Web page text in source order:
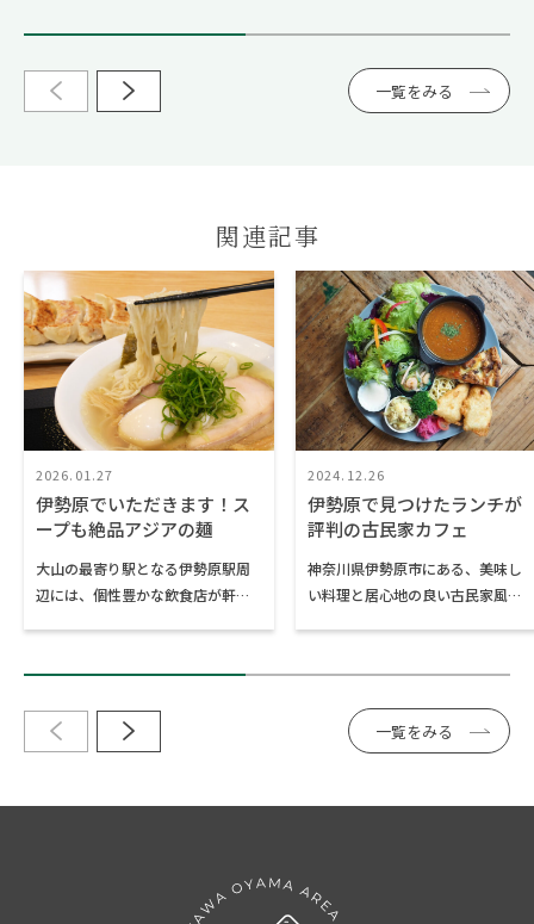
人気！がっつり肉が食べたい方に
ダレで味付けした手羽先唐揚げ。
一覧をみる
関連記事
2026.01.27
伊勢原でいただきます！ス
ープも絶品アジアの麺
大山の最寄り駅となる伊勢原駅周
辺には、個性豊かな飲食店が軒を
い麺処をご紹介します。
んにゃん）」と「ベトナム食堂そ
ら屋」です。どちらも伊勢原駅か
民にも重宝されている人気のお店
2024.12.26
伊勢原で見つけたランチが
評判の古民家カフェ
神奈川県伊勢原市にある、美味し
い料理と居心地の良い古民家風の
樹」をご紹介します。いずれも駅
を伸ばしたくなる魅力的なお店で
す。大山阿夫利神社や日向薬師へ
へお出かけの際には、ぜひお立ち
一覧をみる